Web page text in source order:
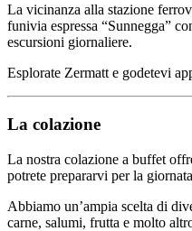
La vicinanza alla stazione
funivia espressa “Sunnegga”
escursioni giornaliere.
Esplorate Zermatt e godetevi
La colazione
La nostra colazione a buffet
potrete prepararvi per la
Abbiamo un’ampia scelta di
carne, salumi, frutta e molto